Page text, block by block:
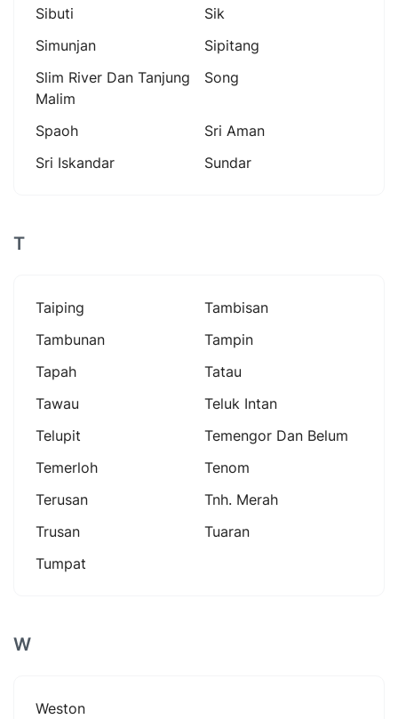
Sibuti
Sik
Simunjan
Sipitang
Slim River Dan Tanjung
Malim
Song
Spaoh
Sri Aman
Sri Iskandar
Sundar
T
Taiping
Tambisan
Tambunan
Tampin
Tapah
Tatau
Tawau
Teluk Intan
Telupit
Temengor Dan Belum
Temerloh
Tenom
Terusan
Tnh. Merah
Trusan
Tuaran
Tumpat
W
Weston